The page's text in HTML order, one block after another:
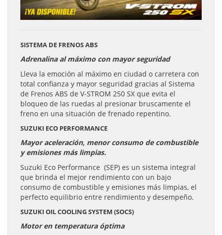
SISTEMA DE FRENOS ABS
Adrenalina al máximo con mayor seguridad
Lleva la emoción al máximo en ciudad o carretera con
total confianza y mayor seguridad gracias al Sistema
de Frenos ABS de V-STROM 250 SX que evita el
bloqueo de las ruedas al presionar bruscamente el
freno en una situación de frenado repentino.
SUZUKI ECO PERFORMANCE
Mayor aceleración, menor consumo de combustible
y emisiones más limpias.
Suzuki Eco Performance (SEP) es un sistema integral
que brinda el mejor rendimiento con un bajo
consumo de combustible y emisiones más limpias, el
perfecto equilibrio entre rendimiento y desempeño.
SUZUKI OIL COOLING SYSTEM (SOCS)
Motor en temperatura óptima